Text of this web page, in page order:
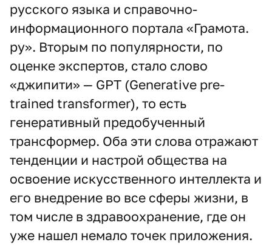
русского языка и справочно-
информационного портала «Грамота.
ру». Вторым по популярности, по
оценке экспертов, стало слово
«джипити» — GPT (Generative pre-
trained transformer), то есть
генеративный предобученный
трансформер. Оба эти слова отражают
тенденции и настрой общества на
освоение искусственного интеллекта и
его внедрение во все сферы жизни, в
том числе в здравоохранение, где он
уже нашел немало точек приложения.